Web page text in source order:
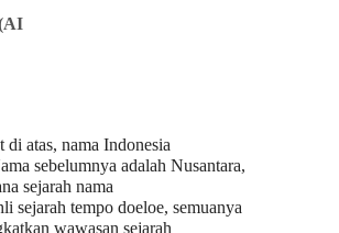
atas, nama Indonesia
sebelumnya adalah Nusantara,
sejarah nama
sejarah tempo doeloe, semuanya
wawasan sejarah